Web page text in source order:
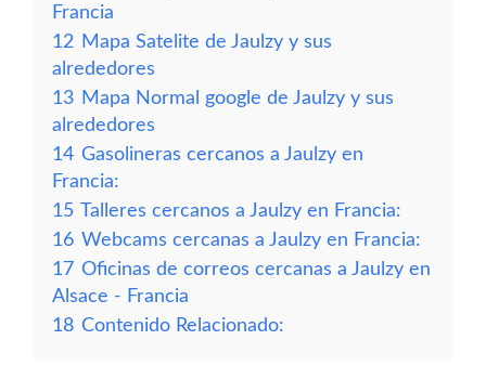
Francia
12 Mapa Satelite de Jaulzy y sus
alrededores
13 Mapa Normal google de Jaulzy y sus
alrededores
14 Gasolineras cercanos a Jaulzy en
Francia:
15 Talleres cercanos a Jaulzy en Francia:
16 Webcams cercanas a Jaulzy en Francia:
17 Oficinas de correos cercanas a Jaulzy en
Alsace - Francia
18 Contenido Relacionado: